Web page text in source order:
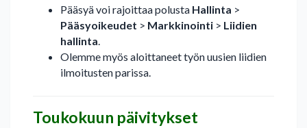
Pääsyä voi rajoittaa polusta Hallinta >
Pääsyoikeudet > Markkinointi > Liidien
hallinta.
Olemme myös aloittaneet työn uusien liidien
ilmoitusten parissa.
Toukokuun päivitykset